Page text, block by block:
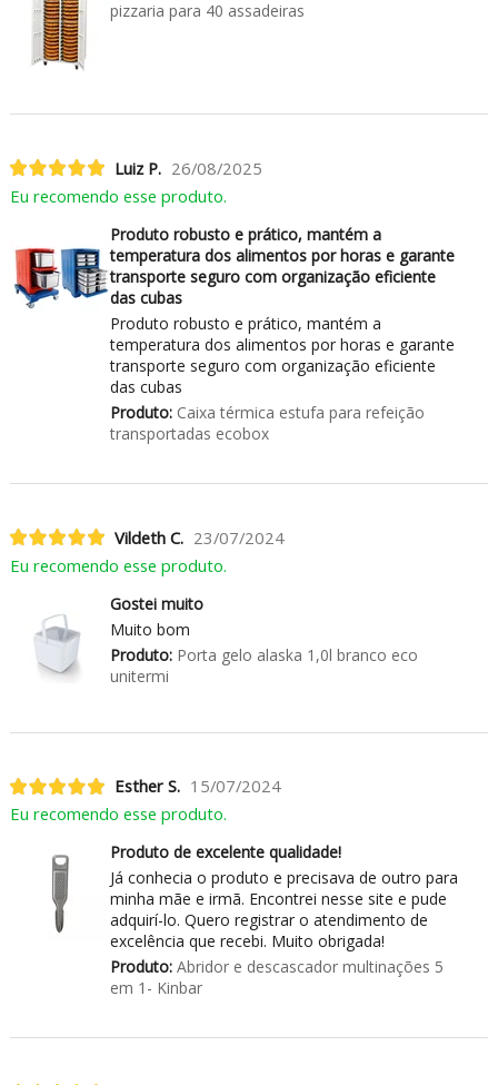
pizzaria para 40 assadeiras
Luiz P. 26/08/2025
Eu recomendo esse produto.
Produto robusto e prático, mantém a
temperatura dos alimentos por horas e garante
transporte seguro com organização eficiente
das cubas
Produto robusto e prático, mantém a
temperatura dos alimentos por horas e garante
transporte seguro com organização eficiente
das cubas
Produto:Caixa térmica estufa para refeição
transportadas ecobox
Vildeth C. 23/07/2024
Eu recomendo esse produto.
Gostei muito
Muito bom
Produto:Porta gelo alaska 1,0l branco eco
unitermi
Esther S. 15/07/2024
Eu recomendo esse produto.
Produto de excelente qualidade!
Já conhecia o produto e precisava de outro para
minha mãe e irmã. Encontrei nesse site e pude
adquirí-lo. Quero registrar o atendimento de
excelência que recebi. Muito obrigada!
Produto:Abridor e descascador multinações 5
em 1- Kinbar